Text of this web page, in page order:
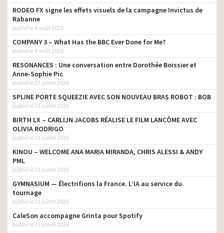
RODEO FX signe les effets visuels de la campagne Invictus de
Rabanne
publié le 4 août 2026
COMPANY 3 – What Has the BBC Ever Done for Me?
publié le 4 août 2026
RESONANCES : Une conversation entre Dorothée Boissier et
Anne-Sophie Pic
publié le 27 juillet 2026
SPLINE PORTE SQUEEZIE AVEC SON NOUVEAU BRAS ROBOT : BOB
publié le 23 juillet 2026
BIRTH LX – CARLIJN JACOBS RÉALISE LE FILM LANCÔME AVEC
OLIVIA RODRIGO
publié le 23 juillet 2026
KINOU – WELCOME ANA MARIA MIRANDA, CHRIS ALESSI & ANDY
PML
publié le 21 juillet 2026
GYMNASIUM — Électrifions la France. L’IA au service du
tournage
publié le 21 juillet 2026
CaleSon accompagne Grinta pour Spotify
publié le 21 juillet 2026